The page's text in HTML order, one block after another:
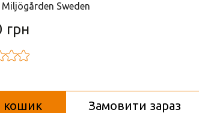
Sweden
грн
кошик Замовити зараз